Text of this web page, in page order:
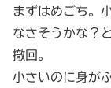
まずはめごち。
なさそうかな？
撤回。
小さいのに身が